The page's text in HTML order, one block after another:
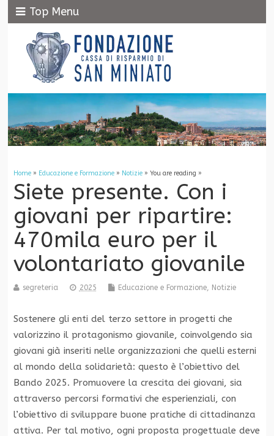
Top Menu
Home» Educazione e Formazione» Notizie» You are reading »
Siete presente. Con i
giovani per ripartire:
470mila euro per il
volontariato giovanile
segreteria 2025 Educazione e Formazione, Notizie
Sostenere gli enti del terzo settore in progetti che
valorizzino il protagonismo giovanile, coinvolgendo sia
giovani già inseriti nelle organizzazioni che quelli esterni
al mondo della solidarietà: questo è l’obiettivo del
Bando 2025. Promuovere la crescita dei giovani, sia
attraverso percorsi formativi che esperienziali, con
l’obiettivo di sviluppare buone pratiche di cittadinanza
attiva. Per tal motivo, ogni proposta progettuale deve